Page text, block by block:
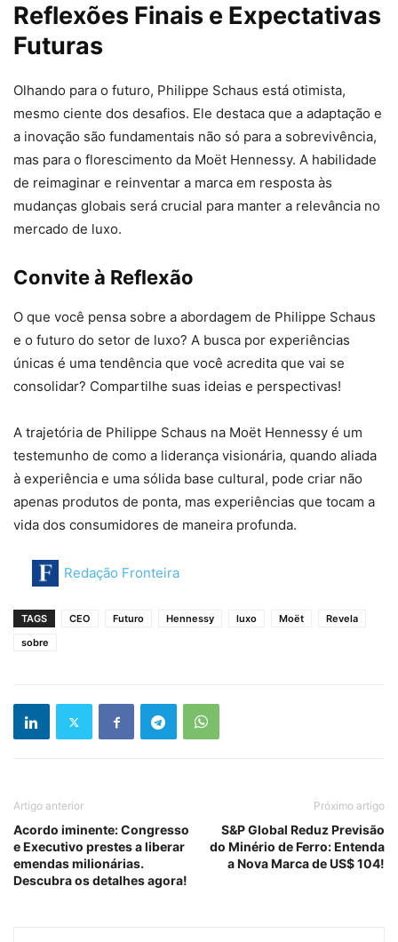
Reflexões Finais e Expectativas
Futuras
Olhando para o futuro, Philippe Schaus está otimista,
mesmo ciente dos desafios. Ele destaca que a adaptação e
a inovação são fundamentais não só para a sobrevivência,
mas para o florescimento da Moët Hennessy. A habilidade
de reimaginar e reinventar a marca em resposta às
mudanças globais será crucial para manter a relevância no
mercado de luxo.
Convite à Reflexão
O que você pensa sobre a abordagem de Philippe Schaus
e o futuro do setor de luxo? A busca por experiências
únicas é uma tendência que você acredita que vai se
consolidar? Compartilhe suas ideias e perspectivas!
A trajetória de Philippe Schaus na Moët Hennessy é um
testemunho de como a liderança visionária, quando aliada
à experiência e uma sólida base cultural, pode criar não
apenas produtos de ponta, mas experiências que tocam a
vida dos consumidores de maneira profunda.
Redação Fronteira
TAGS CEO Futuro Hennessy luxo Moët
Revela
sobre
Artigo anterior
Acordo iminente: Congresso
e Executivo prestes a liberar
emendas milionárias.
Descubra os detalhes agora!
Próximo artigo
S&P Global Reduz Previsão
do Minério de Ferro: Entenda
a Nova Marca de US$ 104!